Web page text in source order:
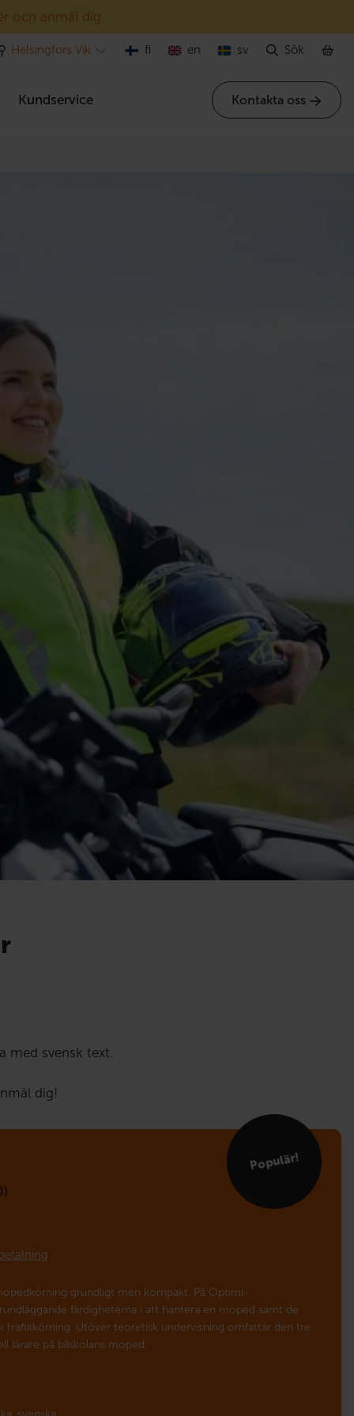
och anmäl dig
Kundservice Kontakta oss
Helsingfors Vik fi en sv Sök
med svensk text.
dig!
Populär!
grundligt men kompakt. På Optimi-
färdigheterna i att hantera en moped samt de
trafikkörning. Utöver teoretisk undervisning omfattar den tre
lärare på bilskolans moped.